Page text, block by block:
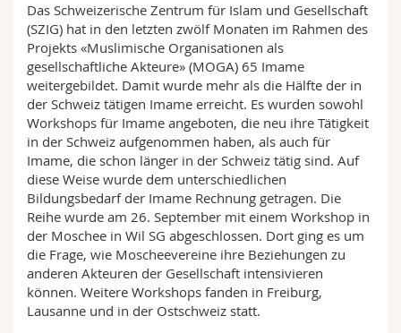
Das Schweizerische Zentrum für Islam und Gesellschaft
(SZIG) hat in den letzten zwölf Monaten im Rahmen des
Projekts «Muslimische Organisationen als
gesellschaftliche Akteure» (MOGA) 65 Imame
weitergebildet. Damit wurde mehr als die Hälfte der in
der Schweiz tätigen Imame erreicht. Es wurden sowohl
Workshops für Imame angeboten, die neu ihre Tätigkeit
in der Schweiz aufgenommen haben, als auch für
Imame, die schon länger in der Schweiz tätig sind. Auf
diese Weise wurde dem unterschiedlichen
Bildungsbedarf der Imame Rechnung getragen. Die
Reihe wurde am 26. September mit einem Workshop in
der Moschee in Wil SG abgeschlossen. Dort ging es um
die Frage, wie Moscheevereine ihre Beziehungen zu
anderen Akteuren der Gesellschaft intensivieren
können. Weitere Workshops fanden in Freiburg,
Lausanne und in der Ostschweiz statt.